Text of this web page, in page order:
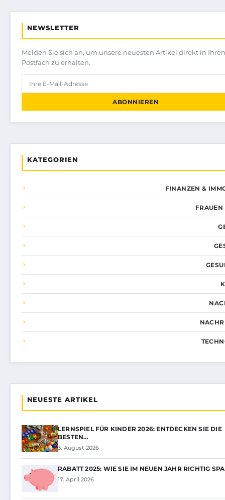
NEWSLETTER
Melden Sie sich an, um unsere neuesten Artikel direkt in
Postfach zu erhalten.
ABONNIEREN
KATEGORIEN
FINANZEN &
NEUESTE ARTIKEL
LERNSPIEL FÜR KINDER 2026: ENTDECKEN SIE DIE
BESTEN…
3. August 2026
RABATT 2025: WIE SIE IM NEUEN JAHR RICHTIG
17. April 2026